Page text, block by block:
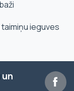
taimiņu ieguves